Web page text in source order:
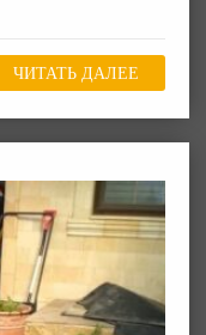
ЧИТАТЬ ДАЛЕЕ